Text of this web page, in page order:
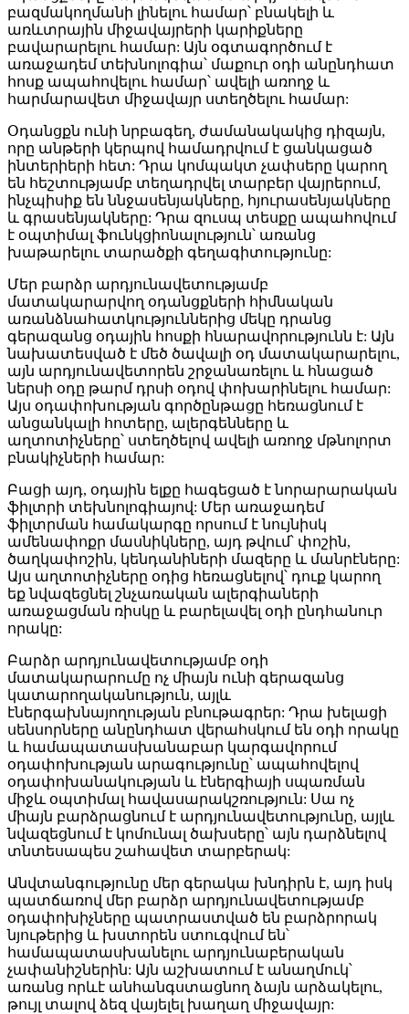
բազմակողմանի լինելու համար՝ բնակելի և
առևտրային միջավայրերի կարիքները
բավարարելու համար: Այն օգտագործում է
առաջադեմ տեխնոլոգիա՝ մաքուր օդի անընդհատ
հոսք ապահովելու համար՝ ավելի առողջ և
հարմարավետ միջավայր ստեղծելու համար:
Օդանցքն ունի նրբագեղ, ժամանակակից դիզայն,
որը անթերի կերպով համադրվում է ցանկացած
ինտերիերի հետ: Դրա կոմպակտ չափսերը կարող
են հեշտությամբ տեղադրվել տարբեր վայրերում,
ինչպիսիք են ննջասենյակները, հյուրասենյակները
և գրասենյակները: Դրա զուսպ տեսքը ապահովում
է օպտիմալ ֆունկցիոնալություն՝ առանց
խաթարելու տարածքի գեղագիտությունը:
Մեր բարձր արդյունավետությամբ
մատակարարվող օդանցքների հիմնական
առանձնահատկություններից մեկը դրանց
գերազանց օդային հոսքի հնարավորությունն է: Այն
նախատեսված է մեծ ծավալի օդ մատակարարելու,
այն արդյունավետորեն շրջանառելու և հնացած
ներսի օդը թարմ դրսի օդով փոխարինելու համար:
Այս օդափոխության գործընթացը հեռացնում է
անցանկալի հոտերը, ալերգենները և
աղտոտիչները՝ ստեղծելով ավելի առողջ մթնոլորտ
բնակիչների համար:
Բացի այդ, օդային ելքը հագեցած է նորարարական
ֆիլտրի տեխնոլոգիայով: Մեր առաջադեմ
ֆիլտրման համակարգը որսում է նույնիսկ
ամենափոքր մասնիկները, այդ թվում՝ փոշին,
ծաղկափոշին, կենդանիների մազերը և մանրէները:
Այս աղտոտիչները օդից հեռացնելով՝ դուք կարող
եք նվազեցնել շնչառական ալերգիաների
առաջացման ռիսկը և բարելավել օդի ընդհանուր
որակը:
Բարձր արդյունավետությամբ օդի
մատակարարումը ոչ միայն ունի գերազանց
կատարողականություն, այլև
էներգախնայողության բնութագրեր: Դրա խելացի
սենսորները անընդհատ վերահսկում են օդի որակը
և համապատասխանաբար կարգավորում
օդափոխության արագությունը՝ ապահովելով
օդափոխանակության և էներգիայի սպառման
միջև օպտիմալ հավասարակշռություն: Սա ոչ
միայն բարձրացնում է արդյունավետությունը, այլև
նվազեցնում է կոմունալ ծախսերը՝ այն դարձնելով
տնտեսապես շահավետ տարբերակ:
Անվտանգությունը մեր գերակա խնդիրն է, այդ իսկ
պատճառով մեր բարձր արդյունավետությամբ
օդափոխիչները պատրաստված են բարձրորակ
նյութերից և խստորեն ստուգվում են՝
համապատասխանելու արդյունաբերական
չափանիշներին: Այն աշխատում է անաղմուկ՝
առանց որևէ անհանգստացնող ձայն արձակելու,
թույլ տալով ձեզ վայելել խաղաղ միջավայր: